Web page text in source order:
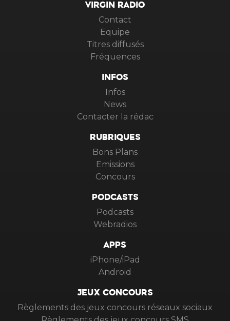
VIRGIN RADIO
Contact
Equipe
Titres diffusés
Fréquences
INFOS
Infos
News
Contacter la rédac
RUBRIQUES
Bons Plans
Emissions
Concours
PODCASTS
Podcasts
Webradios
APPS
iPhone/iPad
Android
JEUX CONCOURS
Règlements des jeux concours réseaux sociaux